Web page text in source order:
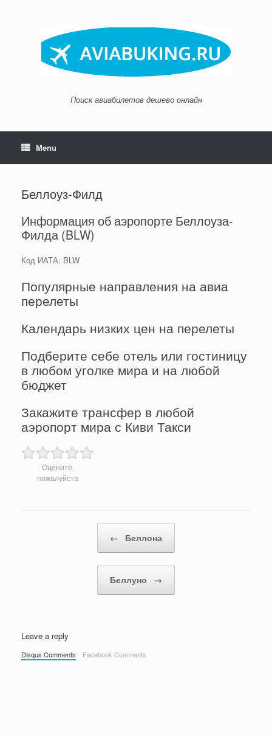
Поиск авиабилетов дешево онлайн
Menu
Беллоуз-Филд
Информация об аэропорте Беллоуза-
Филда (BLW)
Код ИАТА: BLW
Популярные направления на авиа
перелеты
Календарь низких цен на перелеты
Подберите себе отель или гостиницу
в любом уголке мира и на любой
бюджет
Закажите трансфер в любой
аэропорт мира с Киви Такси
Оцените,
пожалуйста
← Беллона
Беллуно →
Leave a reply
Disqus Comments Facebook Comments